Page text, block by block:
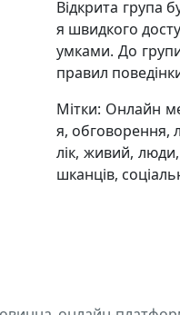
Відкрита група
я швидкого
умками. До
правил
Мітки: Онлайн
я, обговорення,
лік, живий,
шканців,